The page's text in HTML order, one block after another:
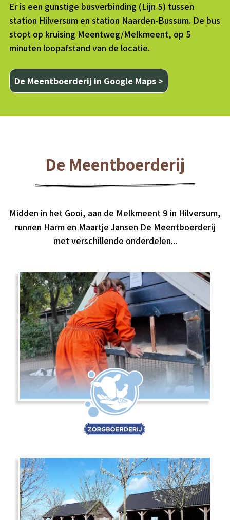
Er is een gunstige busverbinding (Lijn 5) tussen
station Hilversum en station Naarden-Bussum. De bus
stopt op kruising Meentweg/Melkmeent, op 5
minuten loopafstand van de locatie.
De Meentboerderij in Google Maps >
De Meentboerderij
Midden in het Gooi, aan de Melkmeent 9 in Hilversum,
runnen Harm en Maartje Jansen De Meentboerderij
met verschillende onderdelen...